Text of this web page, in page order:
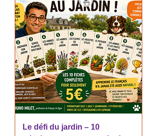
Le défi du jardin – 10